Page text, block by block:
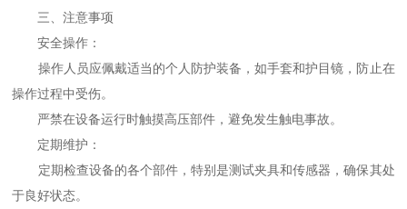
三、注意事项
安全操作：
操作人员应佩戴适当的个人防护装备，如手套和护目镜，防止在
操作过程中受伤。
严禁在设备运行时触摸高压部件，避免发生触电事故。
定期维护：
定期检查设备的各个部件，特别是测试夹具和传感器，确保其处
于良好状态。